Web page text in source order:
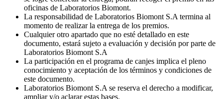
oficinas de Laboratorios Biomont.
La responsabilidad de Laboratorios Biomont S.A termina al
momento de realizar la entrega de los premios.
Cualquier otro apartado que no esté detallado en este
documento, estará sujeto a evaluación y decisión por parte de
Laboratorios Biomont S.A
La participación en el programa de canjes implica el pleno
conocimiento y aceptación de los términos y condiciones de
este documento.
Laboratorios Biomont S.A se reserva el derecho a modificar,
ampliar y/o aclarar estas bases.